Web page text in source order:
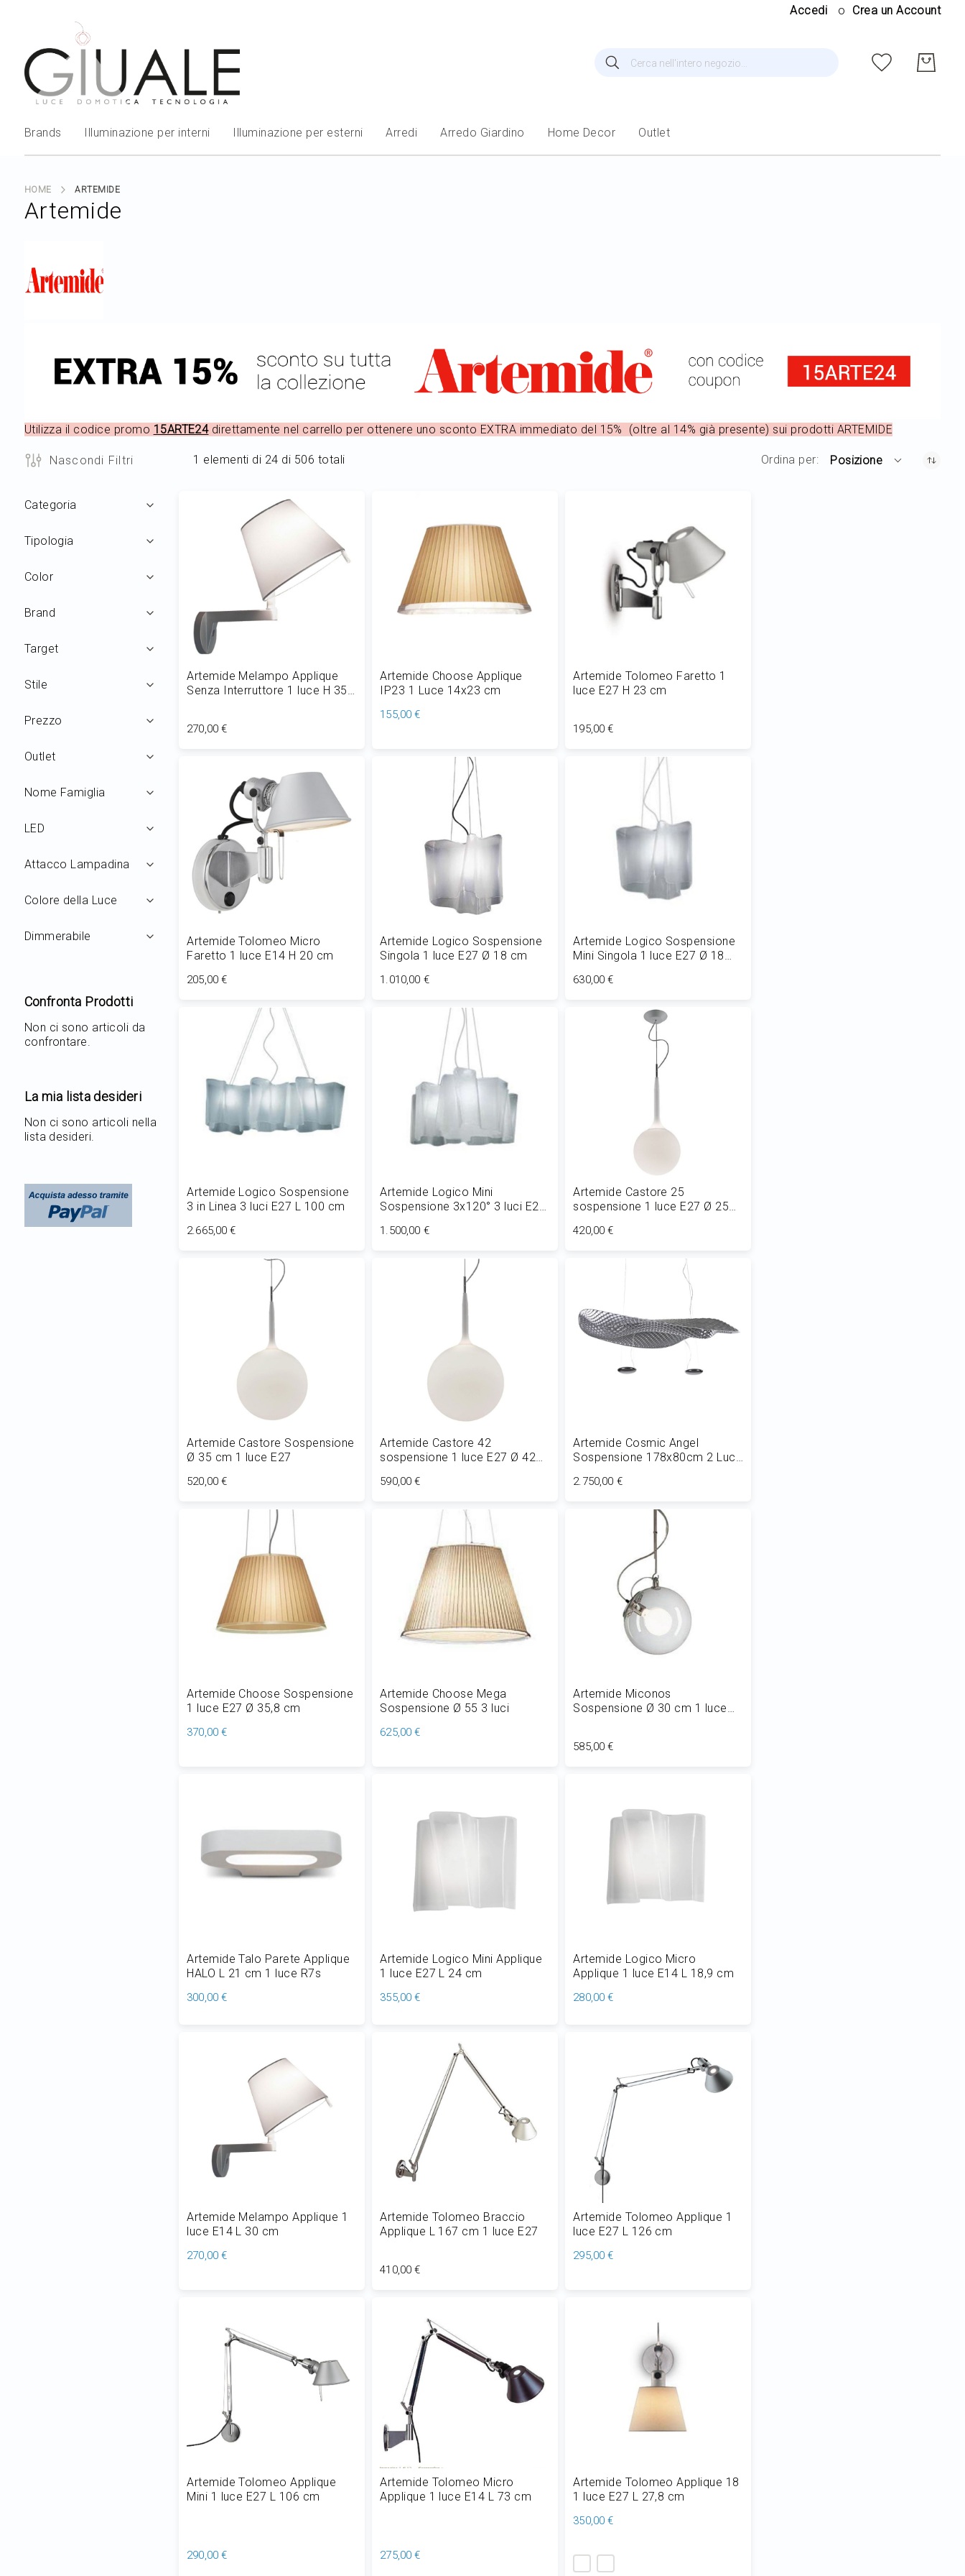
Accedi Crea un Account
Cerca
Cerca
Brands Illuminazione per interni Illuminazione per esterni Arredi Arredo Giardino Home Decor Outlet
HOME ARTEMIDE
Artemide
Utilizza il codice promo 15ARTE24direttamente nel carrello per ottenere uno sconto EXTRA immediato del 15% (oltre al 14% già presente) sui prodotti ARTEMIDE
1 elementi di 24 di 506 totali Ordina per Posizione
Artemide Melampo Applique
Senza Interruttore 1 luce H 35
270,00 €
Artemide Choose Applique
IP23 1 Luce 14x23 cm
155,00 €
Aggiungi al Carrello
Artemide Tolomeo Faretto 1
luce E27 H 23 cm
195,00 €
Aggiungi al Carrello
Artemide Tolomeo Micro
Faretto 1 luce E14 H 20 cm
205,00 €
Aggiungi al Carrello
Artemide Logico Sospensione
Singola 1 luce E27 Ø 18 cm
1.010,00 €
Aggiungi al Carrello
Artemide Logico Sospensione
Mini Singola 1 luce E27 Ø 18
630,00 €
Aggiungi al Carrello
Artemide Logico Sospensione
3 in Linea 3 luci E27 L 100 cm
2.665,00 €
Aggiungi al Carrello
Artemide Logico Mini
Sospensione 3x120° 3 luci E27
1.500,00 €
Aggiungi al Carrello
Artemide Castore 25
sospensione 1 luce E27 Ø 25
420,00 €
Aggiungi al Carrello
Artemide Castore Sospensione
Ø 35 cm 1 luce E27
520,00 €
Aggiungi al Carrello
Artemide Castore 42
sospensione 1 luce E27 Ø 42
590,00 €
Aggiungi al Carrello
Artemide Cosmic Angel
Sospensione 178x80cm 2 Luci
2.750,00 €
Aggiungi al Carrello
Artemide Choose Sospensione
1 luce E27 Ø 35,8 cm
370,00 €
Artemide Choose Mega
Sospensione Ø 55 3 luci
625,00 €
Artemide Miconos
Sospensione Ø 30 cm 1 luce
585,00 €
Artemide Talo Parete Applique
HALO L 21 cm 1 luce R7s
300,00 €
Artemide Logico Mini Applique
1 luce E27 L 24 cm
355,00 €
Artemide Logico Micro
Applique 1 luce E14 L 18,9 cm
280,00 €
Artemide Melampo Applique 1
luce E14 L 30 cm
270,00 €
Artemide Tolomeo Braccio
Applique L 167 cm 1 luce E27
410,00 €
Artemide Tolomeo Applique 1
luce E27 L 126 cm
295,00 €
Artemide Tolomeo Applique
Mini 1 luce E27 L 106 cm
290,00 €
Artemide Tolomeo Micro
Applique 1 luce E14 L 73 cm
275,00 €
Artemide Tolomeo Applique 18
1 luce E27 L 27,8 cm
350,00 €
Categoria
Tipologia
Color
Brand
Target
Stile
Prezzo
Outlet
Nome Famiglia
LED
Attacco Lampadina
Colore della Luce
Dimmerabile
Nascondi Filtri
Confronta Prodotti
Non ci sono articoli da
confrontare.
La mia lista desideri
Non ci sono articoli nella
lista desideri.